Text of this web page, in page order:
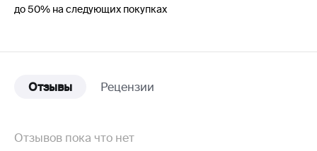
до 50% на следующих покупках
Отзывы Рецензии
Отзывов пока что нет